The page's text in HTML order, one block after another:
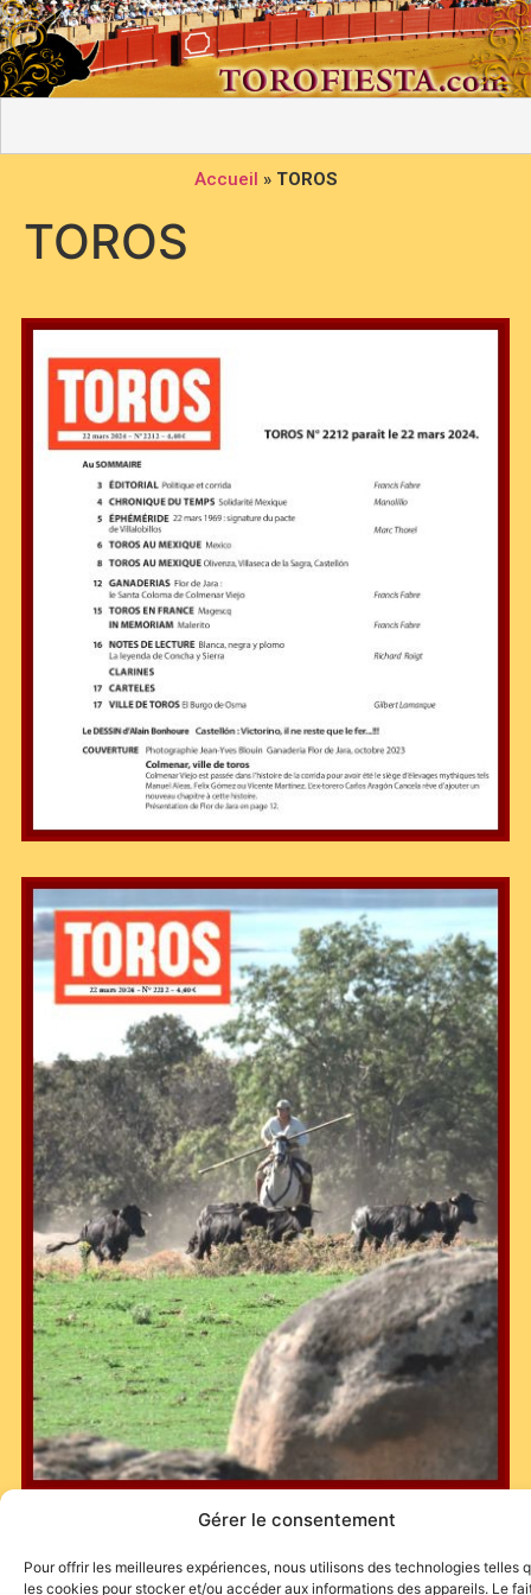
Gérer le consentement
Pour offrir les meilleures expériences, nous utilisons des technologies telles
les cookies pour stocker et/ou accéder aux informations des appareils. Le
Accueil » TOROS
TOROS